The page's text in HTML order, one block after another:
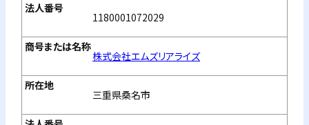
1180001072029
株式会社エムズリアライズ
三重県桑名市